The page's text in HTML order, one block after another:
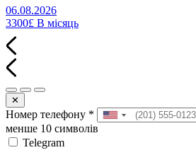
06.08.2026
3300£ В місяць
✕
Номер телефону *
менше 10 символів
Telegram